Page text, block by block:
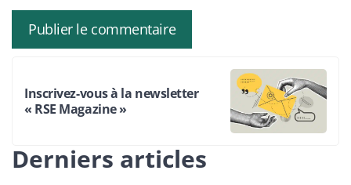
Inscrivez-vous à la newsletter
« RSE Magazine »
Derniers articles